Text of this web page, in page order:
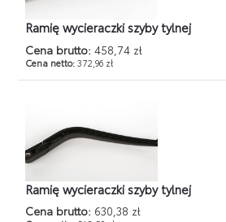
Ramię wycieraczki szyby tylnej
Cena brutto: 458,74 zł
Cena netto:372,96 zł
Ramię wycieraczki szyby tylnej
Cena brutto: 630,38 zł